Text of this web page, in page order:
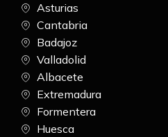
Asturias
Cantabria
Badajoz
Valladolid
Albacete
Extremadura
Formentera
Huesca